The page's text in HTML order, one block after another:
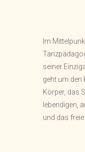
Im
seiner
geht um den
Körper, das
lebendigen,
und das freie